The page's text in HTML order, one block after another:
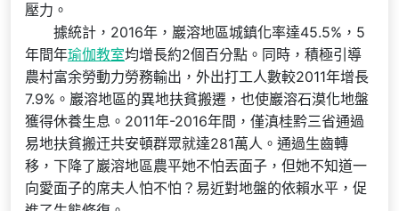
壓力。
據統計，2016年，巖溶地區城鎮化率達45.5%，5
年間年瑜伽教室均增長約2個百分點。同時，積極引導
農村富余勞動力勞務輸出，外出打工人數較2011年增長
7.9%。巖溶地區的異地扶貧搬遷，也使巖溶石漠化地盤
獲得休養生息。2011年-2016年間，僅滇桂黔三省通過
易地扶貧搬迀共安頓群眾就達281萬人。通過生齒轉
移，下降了巖溶地區農平她不怕丟面子，但她不知道一
向愛面子的席夫人怕不怕？易近對地盤的依賴水平，促